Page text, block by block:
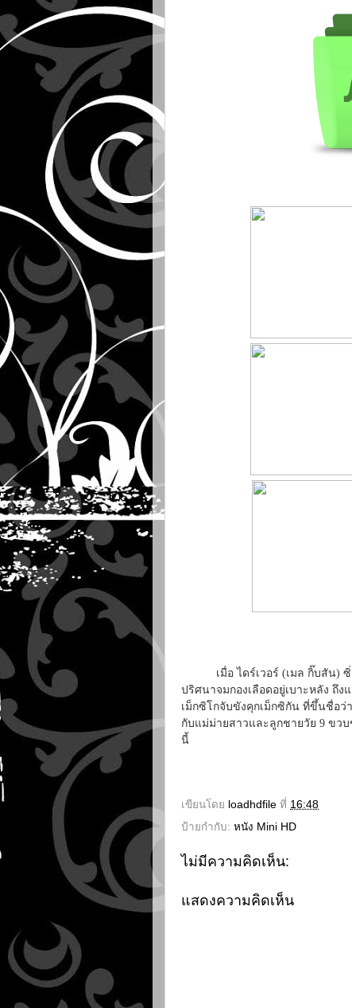
เมื่อ ไดร์เวอร์ (เมล กิ๊บสัน) ซิ่ง
ปริศนาจมกองเลือดอยู่เบาะหลัง ถึง
เม็กซิโกจับขังคุกเม็กซิกัน ที่ขึ้นชื่อว่
กับแม่ม่ายสาวและลูกชายวัย 9 ขวบ
นี้
เขียนโดย loadhdfile ที่ 16:48
ป้ายกำกับ: หนัง Mini HD
ไม่มีความคิดเห็น:
แสดงความคิดเห็น